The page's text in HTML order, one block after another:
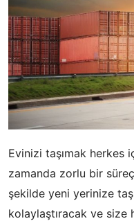
Evinizi taşımak herkes
zamanda zorlu bir
şekilde yeni yerinize
kolaylaştıracak ve